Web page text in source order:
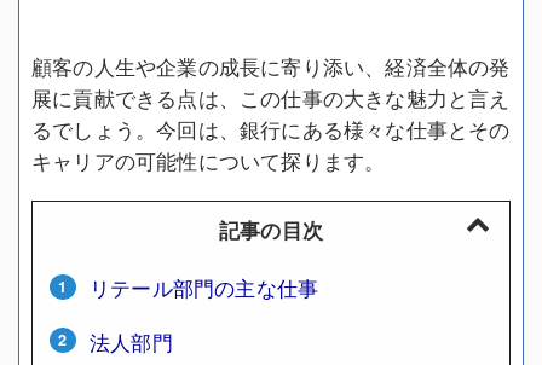
顧客の人生や企業の成長に寄り添い、経済全体の発
展に貢献できる点は、この仕事の大きな魅力と言え
るでしょう。今回は、銀行にある様々な仕事とその
キャリアの可能性について探ります。
記事の目次
リテール部門の主な仕事
法人部門